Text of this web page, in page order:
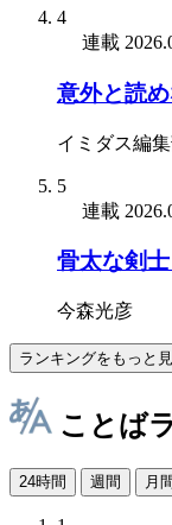
4
連載
意外と読
イミダス編
5
連載
骨太な剣
今森光彦
ランキングをもっと
ことば
24時間 週間 月間